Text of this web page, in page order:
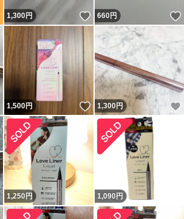
いいね！
1,300円 いいね！
660円
いいね！
1,500円 いいね！
1,300円
いいね！
1,250 円 1,090 円